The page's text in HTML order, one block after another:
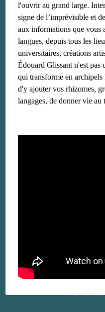
l'ouvrir au grand large.
signe de l’imprévisible et
aux informations que vous
langues, depuis tous les
universitaires, créations
Édouard Glissant n'est
qui transforme en
d'y ajouter vos rhizomes,
langages, de donner vie
Plan du site